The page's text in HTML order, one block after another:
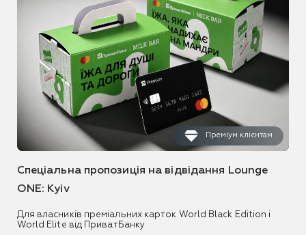
Преміум клієнтам
Спеціальна пропозиція на відвідання Lounge
ONE: Kyiv
Для власників преміальних карток World Black Edition і
World Elite від ПриватБанку